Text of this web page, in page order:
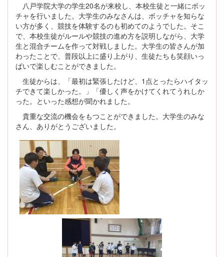
八戸学院大学の学生20名が来校し、本校生徒と一緒にボッ
チャを行いました。大学生のみなさんは、ボッチャを知らな
い方が多く、競技を体験するのも初めてのようでした。そこ
で、本校生徒がルールや競技の進め方を説明しながら、大学
生と混合チームを作って対戦しました。大学生の皆さんが加
わったことで、普段以上に盛り上がり、生徒たちも笑顔いっ
ぱいで楽しむことができました。
生徒からは、「最初は緊張したけど、1点とったらハイタッ
チできて楽しかった。」「優しく声をかけてくれてうれしか
った。といった感想が聞かれました。
貴重な交流の機会をもつことができました。大学生のみな
さん、ありがとうございました。